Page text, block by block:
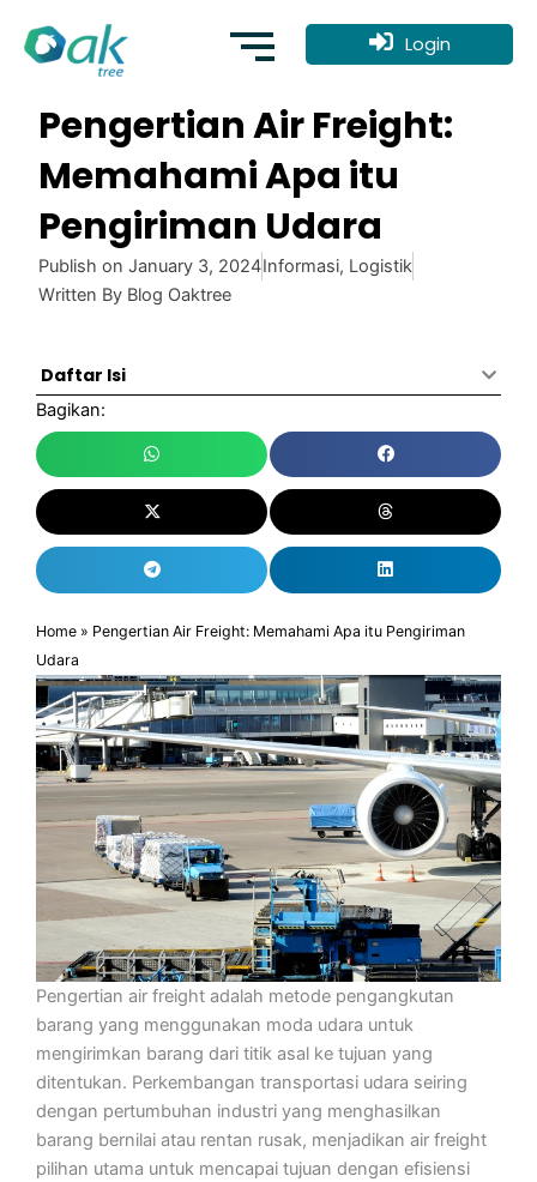
content
Login
Pengertian Air Freight:
Memahami Apa itu
Pengiriman Udara
Publish on January 3, 2024Informasi, Logistik
Written By Blog Oaktree
Daftar Isi
Bagikan:
Home » Pengertian Air Freight: Memahami Apa itu Pengiriman
Udara
Pengertian air freight adalah metode pengangkutan
barang yang menggunakan moda udara untuk
mengirimkan barang dari titik asal ke tujuan yang
ditentukan. Perkembangan transportasi udara seiring
dengan pertumbuhan industri yang menghasilkan
barang bernilai atau rentan rusak, menjadikan air freight
pilihan utama untuk mencapai tujuan dengan efisiensi